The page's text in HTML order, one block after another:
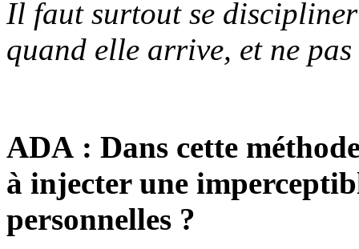
Il faut surtout se
quand elle arrive, et ne
ADA : Dans cette
à injecter une
personnelles ?